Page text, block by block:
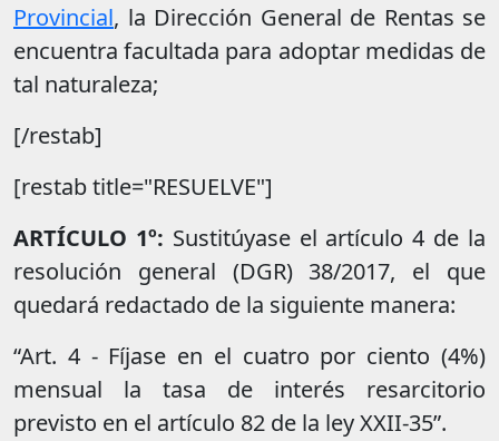
Provincial, la Dirección General de Rentas se
encuentra facultada para adoptar medidas de
tal naturaleza;
[/restab]
[restab title="RESUELVE"]
ARTÍCULO 1º: Sustitúyase el artículo 4 de la
resolución general (DGR) 38/2017, el que
quedará redactado de la siguiente manera:
“Art. 4 - Fíjase en el cuatro por ciento (4%)
mensual la tasa de interés resarcitorio
previsto en el artículo 82 de la ley XXII-35”.